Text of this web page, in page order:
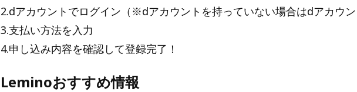
2.dアカウントでログイン（※dアカウントを持っていない場合はdアカウン
3.支払い方法を入力
4.申し込み内容を確認して登録完了！
Leminoおすすめ情報